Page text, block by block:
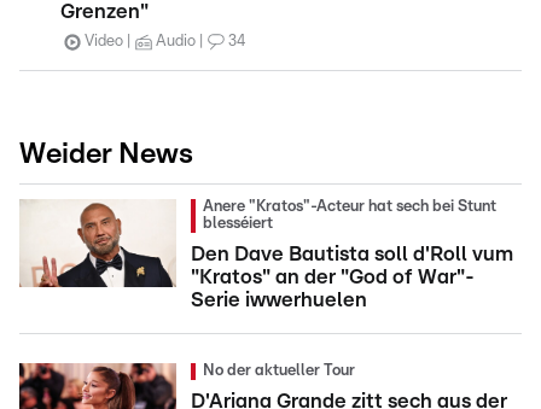
Grenzen"
Video Audio 34
Weider News
Anere "Kratos"-Acteur hat sech bei Stunt
blesséiert
Den Dave Bautista soll d'Roll vum
"Kratos" an der "God of War"-
Serie iwwerhuelen
No der aktueller Tour
D'Ariana Grande zitt sech aus der